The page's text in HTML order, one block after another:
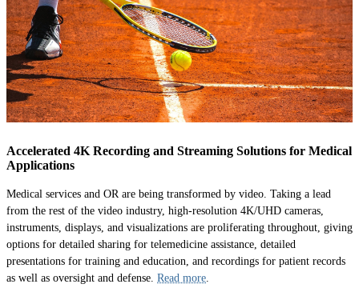
Accelerated 4K Recording and Streaming Solutions for Medical
Applications
Medical services and OR are being transformed by video. Taking a lead
from the rest of the video industry, high-resolution 4K/UHD cameras,
instruments, displays, and visualizations are proliferating throughout, giving
options for detailed sharing for telemedicine assistance, detailed
presentations for training and education, and recordings for patient records
as well as oversight and defense. Read more